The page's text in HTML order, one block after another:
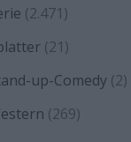
(2.471)
(21)
up-Comedy (2)
(269)